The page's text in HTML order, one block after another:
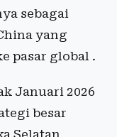
sebagai
yang
pasar global .
Januari 2026
besar
Selatan